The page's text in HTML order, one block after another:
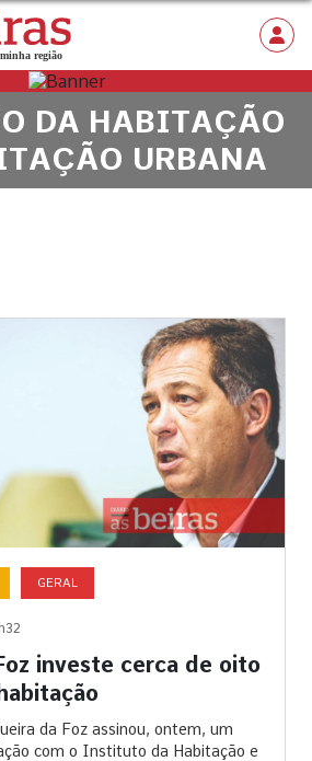
DA HABITAÇÃO
URBANA
GERAL
investe cerca de oito
da Foz assinou, ontem, um
com o Instituto da Habitação e